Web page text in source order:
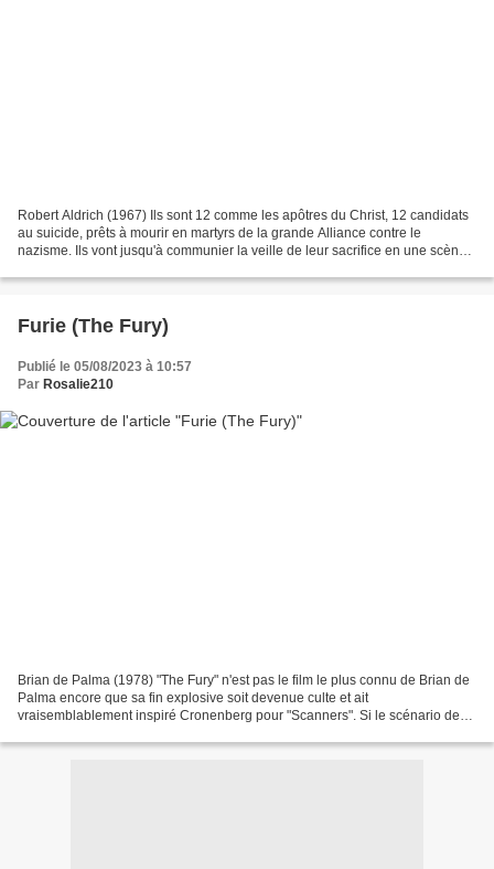
Robert Aldrich (1967) Ils sont 12 comme les apôtres du Christ, 12 candidats
au suicide, prêts à mourir en martyrs de la grande Alliance contre le
nazisme. Ils vont jusqu'à communier la veille de leur sacrifice en une scène
Furie (The Fury)
Publié le 05/08/2023 à 10:57
Par Rosalie210
Brian de Palma (1978) "The Fury" n'est pas le film le plus connu de Brian de
Palma encore que sa fin explosive soit devenue culte et ait
vraisemblablement inspiré Cronenberg pour "Scanners". Si le scénario de